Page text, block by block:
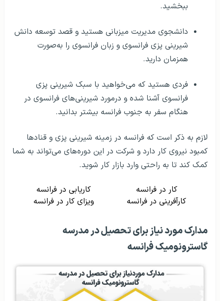
ببخشید.
دانشجوی مدیریت میزبانی هستید و قصد توسعه دانش
شیرینی پزی فرانسوی و زبان فرانسوی را به‌صورت
همزمان دارید.
فردی هستید که می‌خواهید با سبک شیرینی پزی
فرانسوی آشنا شده و درمورد شیرینی‌های فرانسوی در
هنگام سفر به جنوب فرانسه بیشتر بدانید.
لازم به ذکر است که فرانسه در زمینه شیرینی پزی و قنادها
کمبود نیروی کار دارد و شرکت در این دوره‌های می‌تواند به شما
کمک کند تا به راحتی وارد بازار کار شوید.
کار در فرانسه
کاریابی در فرانسه
کارآفرینی در فرانسه
ویزای کار در فرانسه
مدارک مورد نیاز برای تحصیل در مدرسه
گاسترونومیک فرانسه